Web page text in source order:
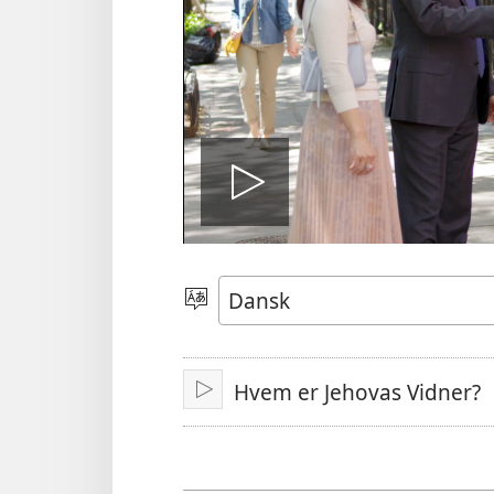
Afspil
video
Vælg
sprog
AfspilHvem er Jehovas Vidner?